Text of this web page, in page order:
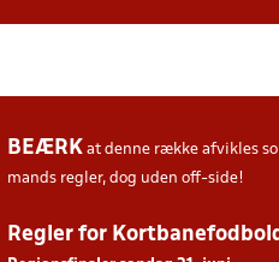
BEÆRK at denne række afvikles
mands regler, dog uden off-side!
Regler for